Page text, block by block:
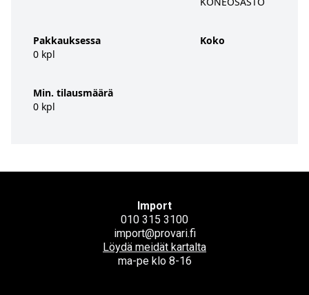
Pakkauksessa
0 kpl
Min. tilausmäärä
0 kpl
Koko
Import
010 315 3100
import@provari.fi
Löydä meidät kartalta
ma-pe klo 8-16